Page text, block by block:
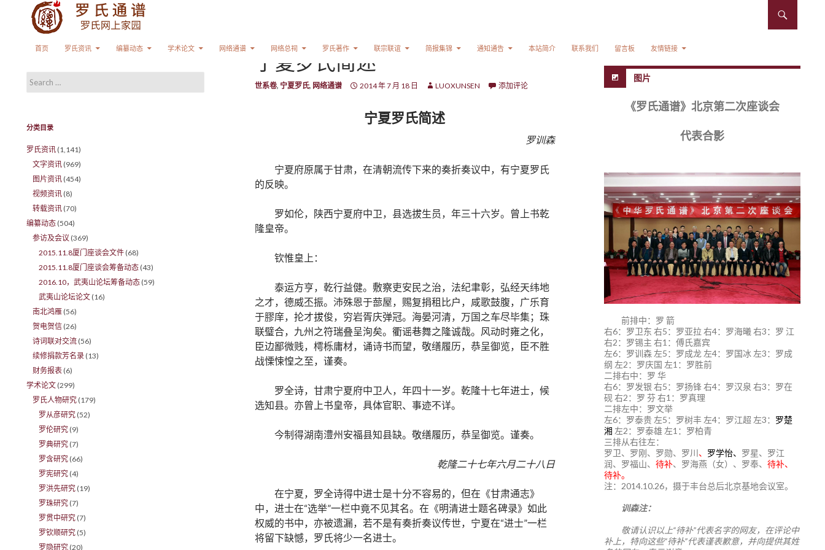
首页
罗氏资讯 编纂动态 学术论文 网络通谱 网络总祠 罗氏著作 联宗联谊 简报集锦 通知通告 本站简介 联系我们 留言板 友情链接
宁夏罗氏简述
世系卷, 宁夏罗氏, 网络通谱 2014 年 7 月 18 日 LUOXUNSEN 添加评论
宁夏罗氏简述
罗训森
宁夏府原属于甘肃，在清朝流传下来的奏折奏议中，有宁夏罗氏
的反映。
罗如伦，陕西宁夏府中卫，县选拔生员，年三十六岁。曾上书乾
隆皇帝。
钦惟皇上：
泰运方亨，乾行益健。敷察吏安民之治，法纪聿彰，弘经天纬地
之才，德威丕振。沛殊恩于蔀屋，赐复捐租比户，咸歌鼓腹，广乐育
于膠庠，抡才拔俊，穷岩胥庆弹冠。海晏河清，万国之车尽毕集；珠
联璧合，九州之符瑞叠呈洵矣。衢谣巷舞之隆诚哉。风动时雍之化，
臣边鄙微贱，樗栎庸材，诵诗书而望，敬缮履历，恭呈御览，臣不胜
战慄悚惶之至，谨奏。
罗全诗，甘肃宁夏府中卫人，年四十一岁。乾隆十七年进士，候
选知县。亦曾上书皇帝，具体官职、事迹不详。
今制得湖南澧州安福县知县缺。敬缮履历，恭呈御览。谨奏。
乾隆二十七年六月二十八日
在宁夏，罗全诗得中进士是十分不容易的，但在《甘肃通志》
中，进士在“选举”一栏中竟不见其名。在《明清进士题名碑录》如此
权威的书中，亦被遗漏，若不是有奏折奏议传世，宁夏在“进士”一栏
将留下缺憾，罗氏将少一名进士。
图片
《罗氏通谱》北京第二次座谈会
代表合影
前排中：罗 箭
右6：罗卫东 右5：罗亚拉 右4：罗海曦 右3：罗 江
右2：罗锡主 右1：傅氏嘉宾
左6：罗训森 左5：罗成龙 左4：罗国冰 左3：罗成
纲 左2：罗庆国 左1：罗胜前
二排右中：罗 华
右6：罗发银 右5：罗扬锋 右4：罗汉泉 右3：罗在
砚 右2：罗 芬 右1：罗真理
二排左中：罗文举
左6：罗泰贵 左5：罗树丰 左4：罗江超 左3： 罗楚
湘 左2：罗泰雄 左1：罗柏青
三排从右往左：
罗卫、罗刚、罗勋、罗川、 罗学怡、 罗星、罗江
润、罗福山、 待补、罗海燕（女）、罗奉、 待补、
待补。
注：2014.10.26，摄于丰台总后北京基地会议室。
训森注：
敬请认识以上“待补”代表名字的网友，在评论中
补上，特向这些“待补”代表谨表歉意，并向提供其姓
Search for:
分类目录
罗氏资讯 (1,141)
文字资讯 (969)
图片资讯 (454)
视频资讯 (8)
转载资讯 (70)
编纂动态 (504)
参访及会议 (369)
2015.11.8厦门座谈会文件 (68)
2015.11.8厦门座谈会筹备动态 (43)
2016.10，武夷山论坛筹备动态 (59)
武夷山论坛论文 (16)
南北鸿雁 (56)
贺电贺信 (26)
诗词联对交流 (56)
续修捐款芳名录 (13)
财务报表 (6)
学术论文 (299)
罗氏人物研究 (179)
罗从彦研究 (52)
罗伦研究 (9)
罗典研究 (7)
罗含研究 (66)
罗宪研究 (4)
罗洪先研究 (19)
罗珠研究 (7)
罗贯中研究 (7)
罗钦顺研究 (5)
罗隐研究 (20)